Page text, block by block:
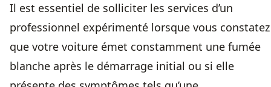
Il est essentiel de solliciter les services d’un
professionnel expérimenté lorsque vous constatez
que votre voiture émet constamment une fumée
blanche après le démarrage initial ou si elle